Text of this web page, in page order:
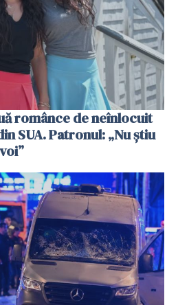
românce de neînlocuit
SUA. Patronul: „Nu știu